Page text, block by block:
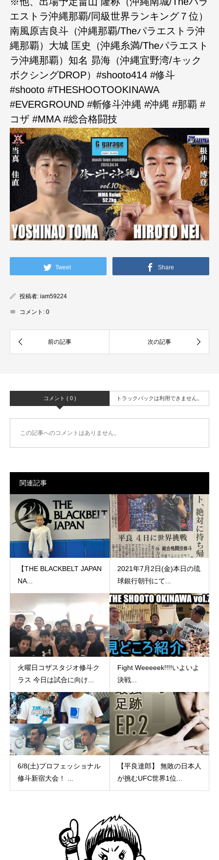
エストラ沖縄那覇/同級世界ランキング７位）
南風原吉良斗（沖縄那覇/Theパラエストラ沖
縄那覇）大城 匡史（沖縄糸満/Theパラエスト
ラ沖縄那覇）知名 昴海（沖縄宜野湾/キック
ボクシングDROP）#shooto414 #修斗
#shooto #THESHOOTOOKINAWA
#EVERGROUND #斬修斗沖縄 #沖縄 #那覇 #
コザ #MMA #総合格闘技
Tweet Share
投稿者: iam59224
コメント: 0
コメント ( 0 ) トラックバックは利用できません。
この記事へのコメントはありません。
関連記事
【THE BLACKBELT JAPAN
NA...
2021年7月2日(金)本日の琉
球銀行朝刊にて...
火曜日コザスタジオ修斗ク
ラス 今日は試合に向け...
Fight Weeeeek!!!!いよいよ
決戦...
6/8(土)プロフェッショナル
修斗新宿大会！ ...
【平良達郎】 無敗の日本人
が挑むUFC世界1位...